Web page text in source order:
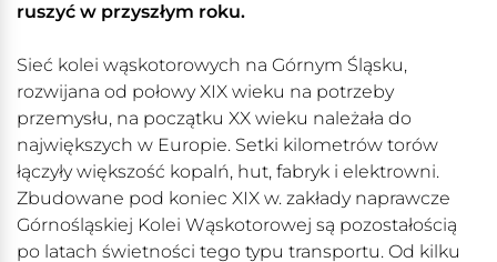
ruszyć w przyszłym roku.
Sieć kolei wąskotorowych na Górnym Śląsku,
rozwijana od połowy XIX wieku na potrzeby
przemysłu, na początku XX wieku należała do
największych w Europie. Setki kilometrów torów
łączyły większość kopalń, hut, fabryk i elektrowni.
Zbudowane pod koniec XIX w. zakłady naprawcze
Górnośląskiej Kolei Wąskotorowej są pozostałością
po latach świetności tego typu transportu. Od kilku